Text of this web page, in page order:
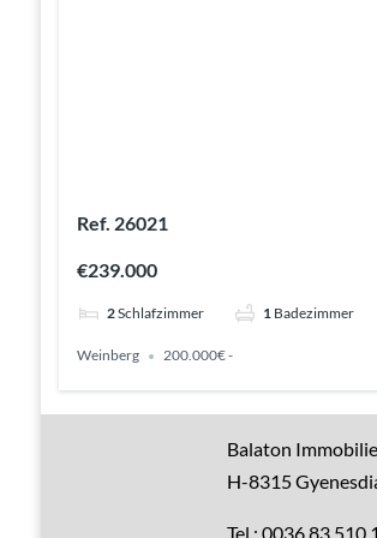
Ref. 26021
€239.000
2Schlafzimmer 1 Badezimmer
Weinberg 200.000€ -
Balaton
H-8315
Tel.: 0036 83 510